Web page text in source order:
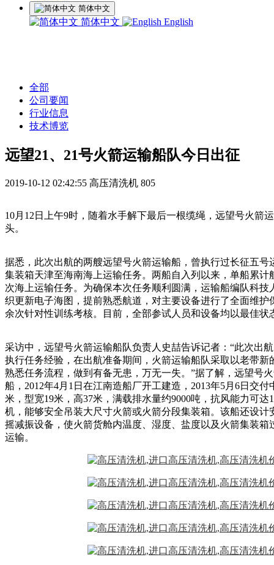
简体中文
简体中文 English
全部
公司要闻
行业信息
技术博览
远望21、21号火箭运输船队今日出征
2019-10-12 02:42:55 高压清洗机 805
10月12日上午9时，随着水手解下最后一根缆绳，远望号火箭
头。
据悉，此次出航的两艘远望号火箭运输船，曾执行过长征五
集装箱天津至海南海上运输任务。两船自入列以来，单船累
次海上运输任务。为确保本次任务顺利圆满，运输船编队科
织更新电子海图，提前熟悉航道，对主要设备进行了全面维护
余次针对性训练考核。目前，全部参试人员和设备均以最佳状
采访中，远望号火箭运输船队负责人史喆告诉记者：“此次出
执行任务经验，在出航准备期间，火箭运输船队采取以老带
熟悉任务流程，做到有备无患，万无一失。”据了解，远望号
船，2012年4月1日在江南造船厂开工建造，2013年5月6日交
米，型宽19米，高37米，满载排水量约9000吨，抗风能力可
机，能够安全吊装大尺寸火箭或火箭分段集装箱。该船还设
摇减振设备，使火箭货舱内温度、湿度、盐度以及火箭集装
运输。